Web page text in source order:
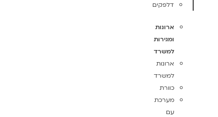
דלפקים
ארונות
ומגירות
למשרד
ארונות
למשרד
כוורת
מערכת
עם